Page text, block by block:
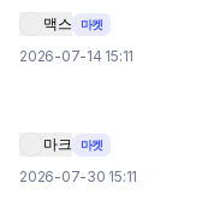
맥스 마켓
2026-07-14 15:11
마크 마켓
2026-07-30 15:11